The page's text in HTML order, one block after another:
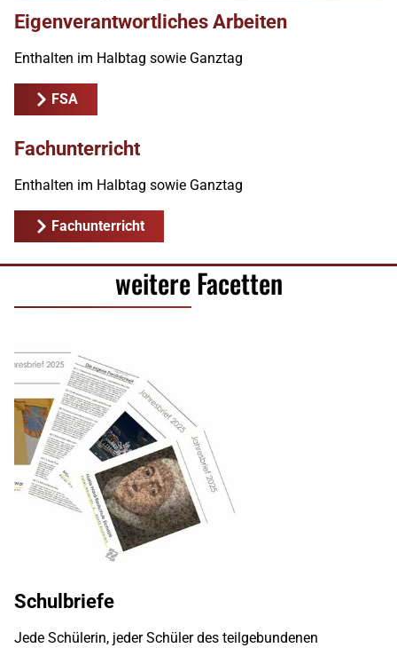
Eigenverantwortliches Arbeiten
Enthalten im Halbtag sowie Ganztag
FSA
Fachunterricht
Enthalten im Halbtag sowie Ganztag
Fachunterricht
weitere Facetten
Schulbriefe
Jede Schülerin, jeder Schüler des teilgebundenen